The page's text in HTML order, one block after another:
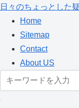
日々のちょっとした
Home
Sitemap
Contact
About US